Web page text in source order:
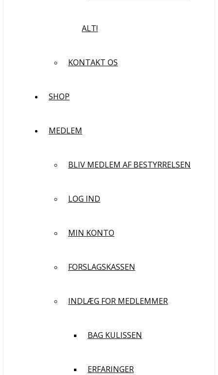
ALT!
KONTAKT OS
SHOP
MEDLEM
BLIV MEDLEM AF BESTYRRELSEN
LOG IND
MIN KONTO
FORSLAGSKASSEN
INDLÆG FOR MEDLEMMER
BAG KULISSEN
ERFARINGER